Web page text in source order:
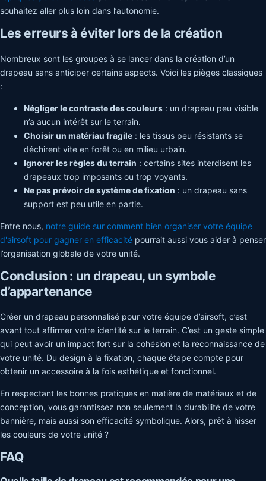
souhaitez aller plus loin dans l’autonomie.
Les erreurs à éviter lors de la création
Nombreux sont les groupes à se lancer dans la création d’un
drapeau sans anticiper certains aspects. Voici les pièges classiques
:
Négliger le contraste des couleurs : un drapeau peu visible
n’a aucun intérêt sur le terrain.
Choisir un matériau fragile : les tissus peu résistants se
déchirent vite en forêt ou en milieu urbain.
Ignorer les règles du terrain : certains sites interdisent les
drapeaux trop imposants ou trop voyants.
Ne pas prévoir de système de fixation : un drapeau sans
support est peu utile en partie.
Entre nous, notre guide sur comment bien organiser votre équipe
d'airsoft pour gagner en efficacité pourrait aussi vous aider à penser
l’organisation globale de votre unité.
Conclusion : un drapeau, un symbole
d’appartenance
Créer un drapeau personnalisé pour votre équipe d’airsoft, c’est
avant tout affirmer votre identité sur le terrain. C’est un geste simple
qui peut avoir un impact fort sur la cohésion et la reconnaissance de
votre unité. Du design à la fixation, chaque étape compte pour
obtenir un accessoire à la fois esthétique et fonctionnel.
En respectant les bonnes pratiques en matière de matériaux et de
conception, vous garantissez non seulement la durabilité de votre
bannière, mais aussi son efficacité symbolique. Alors, prêt à hisser
les couleurs de votre unité ?
FAQ